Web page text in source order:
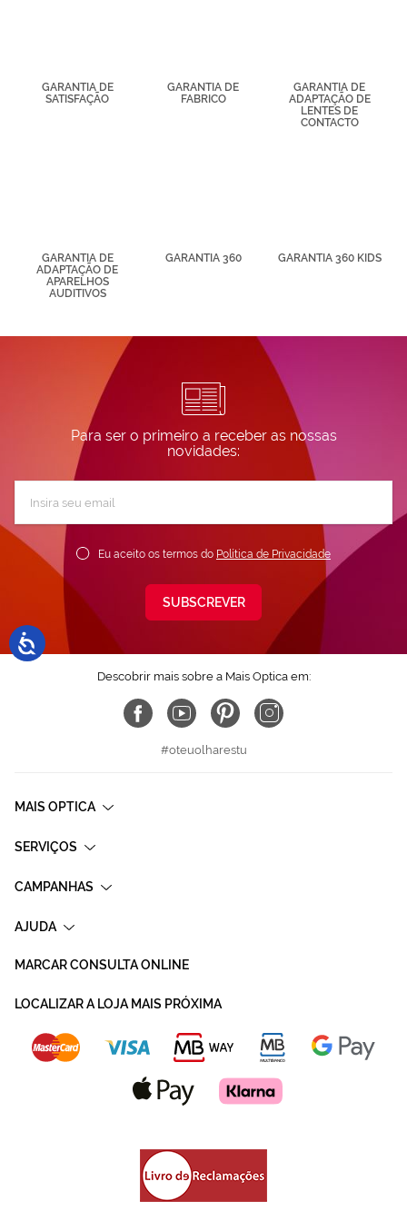
visitadas).
Puedes
GARANTIA DE
SATISFAÇÃO
GARANTIA DE
FABRICO
GARANTIA DE
ADAPTAÇÃO DE
LENTES DE
CONTACTO
GARANTIA DE
ADAPTAÇÃO DE
APARELHOS
AUDITIVOS
GARANTIA 360 GARANTIA 360 KIDS
Para ser o primeiro a receber as nossas
novidades:
Newsletter:
Eu aceito os termos do Política de Privacidade
SUBSCREVER
Descobrir mais sobre a Mais Optica em:
#oteuolharestu
MAIS OPTICA
SERVIÇOS
CAMPANHAS
AJUDA
MARCAR CONSULTA ONLINE
LOCALIZAR A LOJA MAIS PRÓXIMA